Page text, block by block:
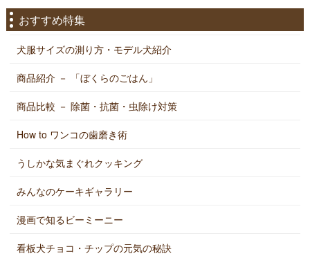
おすすめ特集
犬服サイズの測り方・モデル犬紹介
商品紹介 － 「ぼくらのごはん」
商品比較 － 除菌・抗菌・虫除け対策
How to ワンコの歯磨き術
うしかな気まぐれクッキング
みんなのケーキギャラリー
漫画で知るビーミーニー
看板犬チョコ・チップの元気の秘訣